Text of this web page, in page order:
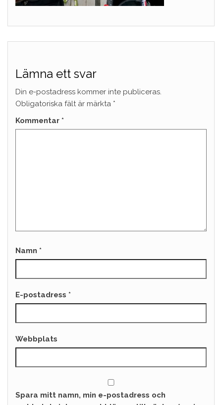
Lämna ett svar
Din e-postadress kommer inte publiceras.
Obligatoriska fält är märkta *
Kommentar *
Namn *
E-postadress *
Webbplats
Spara mitt namn, min e-postadress och